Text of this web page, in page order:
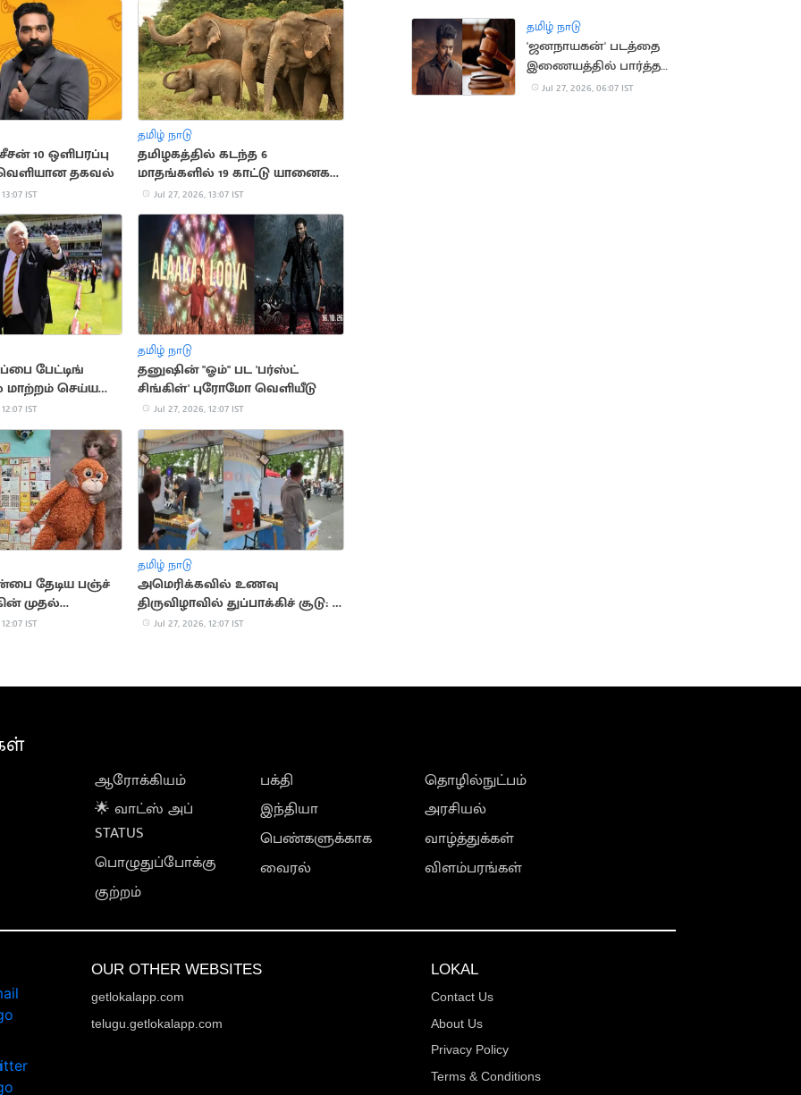
10 ஒளிபரப்பு
தகவல்
IST
தமிழ் நாடு
தமிழகத்தில் கடந்த 6
மாதங்களில் 19 காட்டு யானைகள்
உயிரிழந்த சோகம்
Jul 27, 2026, 13:07 IST
பேட்டிங்
மாற்றம் செய்ய
யோசனை
IST
தமிழ் நாடு
தனுஷின் "ஓம்" பட 'பர்ஸ்ட்
சிங்கிள்' புரோமோ வெளியீடு
Jul 27, 2026, 12:07 IST
தேடிய பஞ்ச்
முதல்
நெகிழ்ந்த மக்கள்
IST
தமிழ் நாடு
அமெரிக்கவில் உணவு
திருவிழாவில் துப்பாக்கிச் சூடு: 2
பேர் பலி
Jul 27, 2026, 12:07 IST
தமிழ் நாடு
'ஜனநாயகன்' படத்தை
இணையத்தில் பார்த்த
வாலிபருக்கு
Jul 27, 2026, 06:07 IST
ஆரோக்கியம்
🌟 வாட்ஸ் அப்
STATUS
பொழுதுப்போக்கு
குற்றம்
பக்தி
இந்தியா
பெண்களுக்காக
வைரல்
தொழில்நுட்பம்
அரசியல்
வாழ்த்துக்கள்
விளம்பரங்கள்
OUR OTHER WEBSITES
getlokalapp.com
telugu.getlokalapp.com
LOKAL
Contact Us
About Us
Privacy Policy
Terms & Conditions